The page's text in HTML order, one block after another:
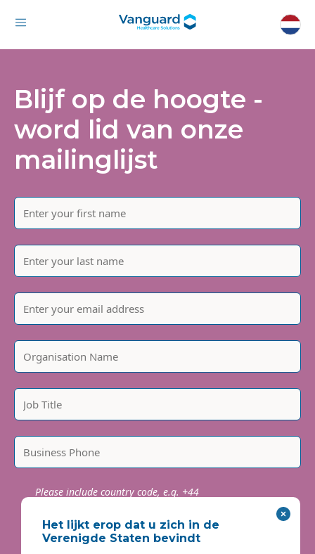
Blijf op de hoogte -
word lid van onze
mailinglijst
Please include country code, e.g. +44
We are committed to protecting and respecting your
privacy. We will only use your personal information to
administer your account and provide the services
requested.
Het lijkt erop dat u zich in de
Verenigde Staten bevindt